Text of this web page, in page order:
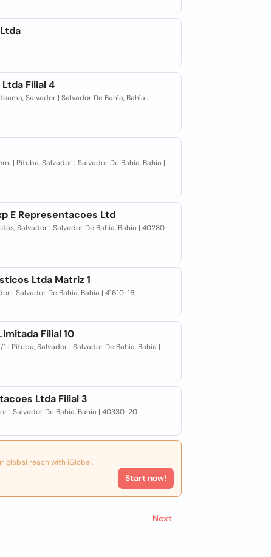
Filial 4
Salvador | Salvador De Bahía, Bahía |
| Pituba, Salvador | Salvador De Bahía, Bahía |
E Representacoes Ltd
Salvador | Salvador De Bahía, Bahía | 40280-
Ltda Matriz 1
| Salvador De Bahía, Bahía | 41610-16
Filial 10
| Pituba, Salvador | Salvador De Bahía, Bahía |
Ltda Filial 3
| Salvador De Bahía, Bahía | 40330-20
global reach with iGlobal.
Start now!
Next